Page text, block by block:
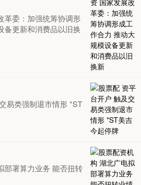
革委：加强统筹协调形
备更新和消费品以旧换
易类强制退市情形 *ST
部署算力业务 能否扭转